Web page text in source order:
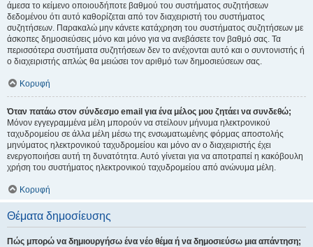
άμεσα το κείμενο οποιουδήποτε βαθμού του συστήματος συζητήσεων
δεδομένου ότι αυτό καθορίζεται από τον διαχειριστή του συστήματος
συζητήσεων. Παρακαλώ μην κάνετε κατάχρηση του συστήματος συζητήσεων με
άσκοπες δημοσιεύσεις μόνο και μόνο για να ανεβάσετε τον βαθμό σας. Τα
περισσότερα συστήματα συζητήσεων δεν το ανέχονται αυτό και ο συντονιστής ή
ο διαχειριστής απλώς θα μειώσει τον αριθμό των δημοσιεύσεων σας.
Κορυφή
Όταν πατάω στον σύνδεσμο email για ένα μέλος μου ζητάει να συνδεθώ;
Μόνον εγγεγραμμένα μέλη μπορούν να στείλουν μήνυμα ηλεκτρονικού
ταχυδρομείου σε άλλα μέλη μέσω της ενσωματωμένης φόρμας αποστολής
μηνύματος ηλεκτρονικού ταχυδρομείου και μόνο αν ο διαχειριστής έχει
ενεργοποιήσει αυτή τη δυνατότητα. Αυτό γίνεται για να αποτραπεί η κακόβουλη
χρήση του συστήματος ηλεκτρονικού ταχυδρομείου από ανώνυμα μέλη.
Κορυφή
Θέματα δημοσίευσης
Πώς μπορώ να δημιουργήσω ένα νέο θέμα ή να δημοσιεύσω μια απάντηση;